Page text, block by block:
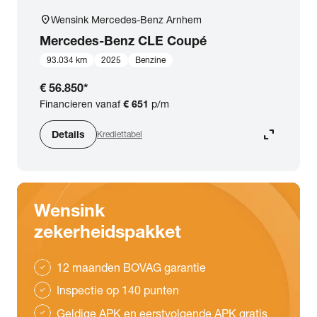
location_onWensink Mercedes-Benz Arnhem
Mercedes-Benz CLE Coupé
93.034 km 2025 Benzine
€ 56.850*
Financieren vanaf€ 651 p/m
Details Krediettabel expand_content
Wensink
zekerheidspakket
check 12 maanden BOVAG garantie
check Inspectie op 140 punten
check Geldige APK en eerstvolgende APK gratis